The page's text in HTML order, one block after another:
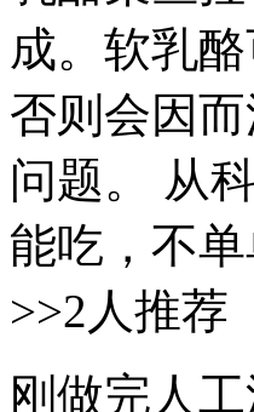
成。软乳
否则会因
问题。 从
能吃，不
>>2人推荐
刚做完人